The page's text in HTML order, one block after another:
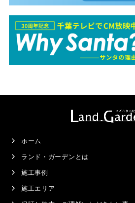
ホーム
ランド・ガーデンとは
施工事例
施工エリア